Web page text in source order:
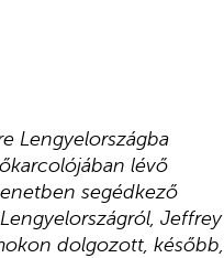
Lengyelországba
lévő
segédkező
Lengyelországról, Jeffrey
dolgozott, később,